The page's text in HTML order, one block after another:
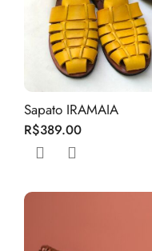
Sapato IRAMAIA
R$389.00